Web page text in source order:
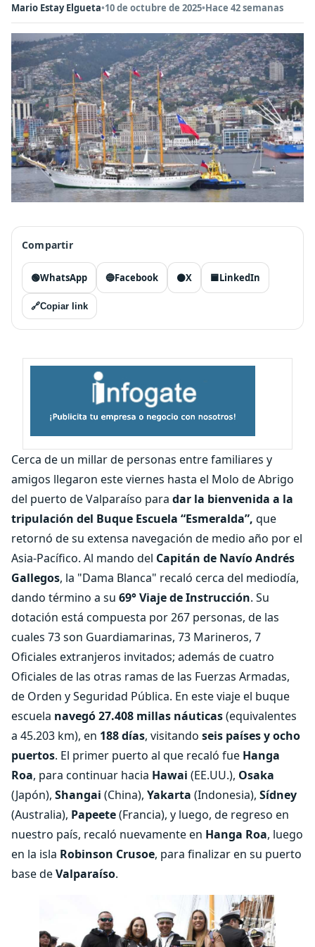
Mario Estay Elgueta•10 de octubre de 2025•Hace 42 semanas
Compartir
🟢WhatsApp 🔵Facebook ⚫X 🟦LinkedIn
🔗Copiar link
Cerca de un millar de personas entre familiares y
amigos llegaron este viernes hasta el Molo de Abrigo
del puerto de Valparaíso para dar la bienvenida a la
tripulación del Buque Escuela “Esmeralda”, que
retornó de su extensa navegación de medio año por el
Asia-Pacífico. Al mando del Capitán de Navío Andrés
Gallegos, la "Dama Blanca" recaló cerca del mediodía,
dando término a su 69° Viaje de Instrucción. Su
dotación está compuesta por 267 personas, de las
cuales 73 son Guardiamarinas, 73 Marineros, 7
Oficiales extranjeros invitados; además de cuatro
Oficiales de las otras ramas de las Fuerzas Armadas,
de Orden y Seguridad Pública. En este viaje el buque
escuela navegó 27.408 millas náuticas(equivalentes
a 45.203 km), en 188 días, visitando seis países y ocho
puertos. El primer puerto al que recaló fue Hanga
Roa, para continuar hacia Hawai (EE.UU.), Osaka
(Japón), Shangai (China), Yakarta (Indonesia), Sídney
(Australia), Papeete(Francia), y luego, de regreso en
nuestro país, recaló nuevamente en Hanga Roa, luego
en la isla Robinson Crusoe, para finalizar en su puerto
base deValparaíso.